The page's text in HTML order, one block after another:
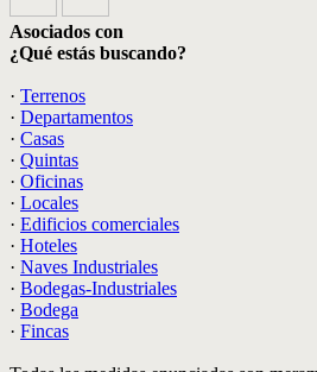
Asociados con
¿Qué estás buscando?
· Terrenos
· Departamentos
· Casas
· Quintas
· Oficinas
· Locales
· Edificios comerciales
· Hoteles
· Naves Industriales
· Bodegas-Industriales
· Bodega
· Fincas